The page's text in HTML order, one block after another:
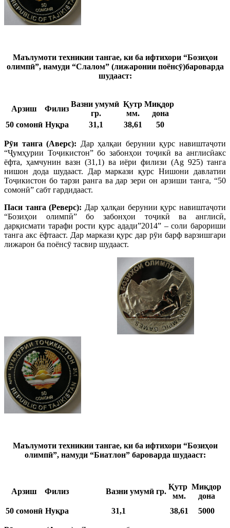
Маълумоти техникии тангае, ки ба ифтихори “Бозиҳои
олимпӣ”, намуди “Слалом” (лижаронии поёнсӯ)бароварда
шудааст:
Арзиш Филиз
Вазни умумӣ
гр.
Қутр
мм.
Миқдор
дона
50 сомонӣ Нуқра 31,1 38,61 50
Рӯи танга (Аверс): Дар ҳалқаи берунии қурс навиштаҷоти
“Ҷумҳурии Тоҷикистон” бо забонҳои тоҷикӣ ва англисӣакс
ёфта, ҳамчунин вазн (31,1) ва иёри филизи (Ag 925) танга
нишон дода шудааст. Дар маркази қурс Нишони давлатии
Тоҷикистон бо тарзи ранга ва дар зери он арзиши танга, “50
сомонӣ” сабт гардидааст.
Паси танга (Реверс): Дар ҳалқаи берунии қурс навиштаҷоти
“Бозиҳои олимпӣ” бо забонҳои тоҷикӣ ва англисӣ,
дарқисмати тарафи рости қурс адади”2014” – соли барориши
танга акс ёфтааст. Дар маркази қурс дар рӯи барф варзишгари
лижарон ба поёнсӯ тасвир шудааст.
Маълумоти техникии тангае, ки ба ифтихори “Бозиҳои
олимпӣ”, намуди “Биатлон” бароварда шудааст:
Арзиш Филиз Вазни умумӣ гр.
Қутр
мм.
Миқдор
дона
50 сомонӣ Нуқра 31,1 38,61 5000